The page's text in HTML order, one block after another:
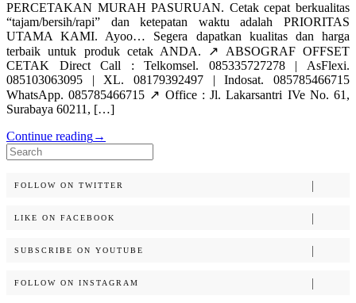
PERCETAKAN MURAH PASURUAN. Cetak cepat berkualitas
“tajam/bersih/rapi” dan ketepatan waktu adalah PRIORITAS
UTAMA KAMI. Ayoo… Segera dapatkan kualitas dan harga
terbaik untuk produk cetak ANDA. ↗️ ABSOGRAF OFFSET
CETAK Direct Call : Telkomsel. 085335727278 | AsFlexi.
085103063095 | XL. 08179392497 | Indosat. 085785466715
WhatsApp. 085785466715 ↗️ Office : Jl. Lakarsantri IVe No. 61,
Surabaya 60211, […]
Continue reading→
Search
for:
FOLLOW ON TWITTER
LIKE ON FACEBOOK
SUBSCRIBE ON YOUTUBE
FOLLOW ON INSTAGRAM